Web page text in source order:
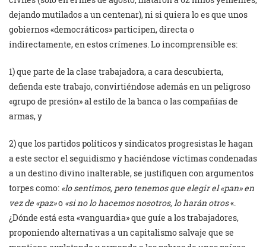
dejando mutilados a un centenar), ni si quiera lo es que unos
gobiernos «democráticos» participen, directa o
indirectamente, en estos crímenes. Lo incomprensible es:
1) que parte de la clase trabajadora, a cara descubierta,
defienda este trabajo, convirtiéndose además en un peligroso
«grupo de presión» al estilo de la banca o las compañías de
armas, y
2) que los partidos políticos y sindicatos progresistas le hagan
a este sector el seguidismo y haciéndose víctimas condenadas
a un destino divino inalterable, se justifiquen con argumentos
torpes como: «lo sentimos, pero tenemos que elegir el «pan» en
vez de «paz»o «si no lo hacemos nosotros, lo harán otros«.
¿Dónde está esta «vanguardia» que guíe a los trabajadores,
proponiendo alternativas a un capitalismo salvaje que se